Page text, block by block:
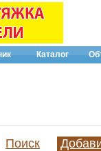
Каталог
Поиск